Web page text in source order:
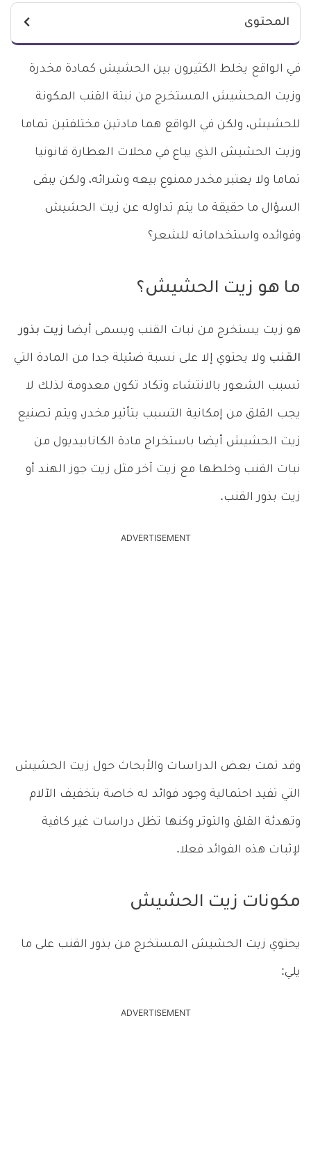
المحتوى
في الواقع يخلط الكثيرون بين الحشيش كمادة مخدرة
وزيت المحشيش المستخرج من نبتة القنب المكونة
للحشيش، ولكن في الواقع هما مادتين مختلفتين تماما
وزيت الحشيش الذي يباع في محلات العطارة قانونيا
تماما ولا يعتبر مخدر ممنوع بيعه وشرائه، ولكن يبقى
السؤال ما حقيقة ما يتم تداوله عن زيت الحشيش
وفوائده واستخداماته للشعر؟
ما هو زيت الحشيش؟
هو زيت يستخرج من نبات القنب ويسمى أيضا زيت بذور
القنب ولا يحتوي إلا على نسبة ضئيلة جدا من المادة التي
تسبب الشعور بالانتشاء وتكاد تكون معدومة لذلك لا
يجب القلق من إمكانية التسبب بتأثير مخدر، ويتم تصنيع
زيت الحشيش أيضا باستخراج مادة الكانابيديول من
نبات القنب وخلطها مع زيت آخر مثل زيت جوز الهند أو
زيت بذور القنب.
ADVERTISEMENT
وقد تمت بعض الدراسات والأبحاث حول زيت الحشيش
التي تفيد احتمالية وجود فوائد له خاصة بتخفيف الآلام
وتهدئة القلق والتوتر وكنها تظل دراسات غير كافية
لإثبات هذه الفوائد فعلا.
مكونات زيت الحشيش
يحتوي زيت الحشيش المستخرج من بذور القنب على ما
يلي:
ADVERTISEMENT